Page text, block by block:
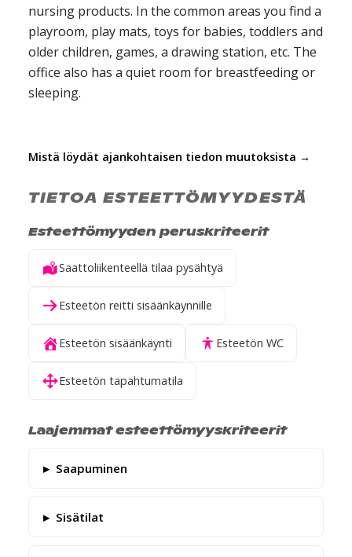
nursing products. In the common areas you find a
playroom, play mats, toys for babies, toddlers and
older children, games, a drawing station, etc. The
office also has a quiet room for breastfeeding or
sleeping.
Mistä löydät ajankohtaisen tiedon muutoksista →
TIETOA ESTEETTÖMYYDESTÄ
Esteettömyyden peruskriteerit
Saattoliikenteellä tilaa pysähtyä
Esteetön reitti sisäänkäynnille
Esteetön sisäänkäynti Esteetön WC
Esteetön tapahtumatila
Laajemmat esteettömyyskriteerit
Saapuminen
Sisätilat